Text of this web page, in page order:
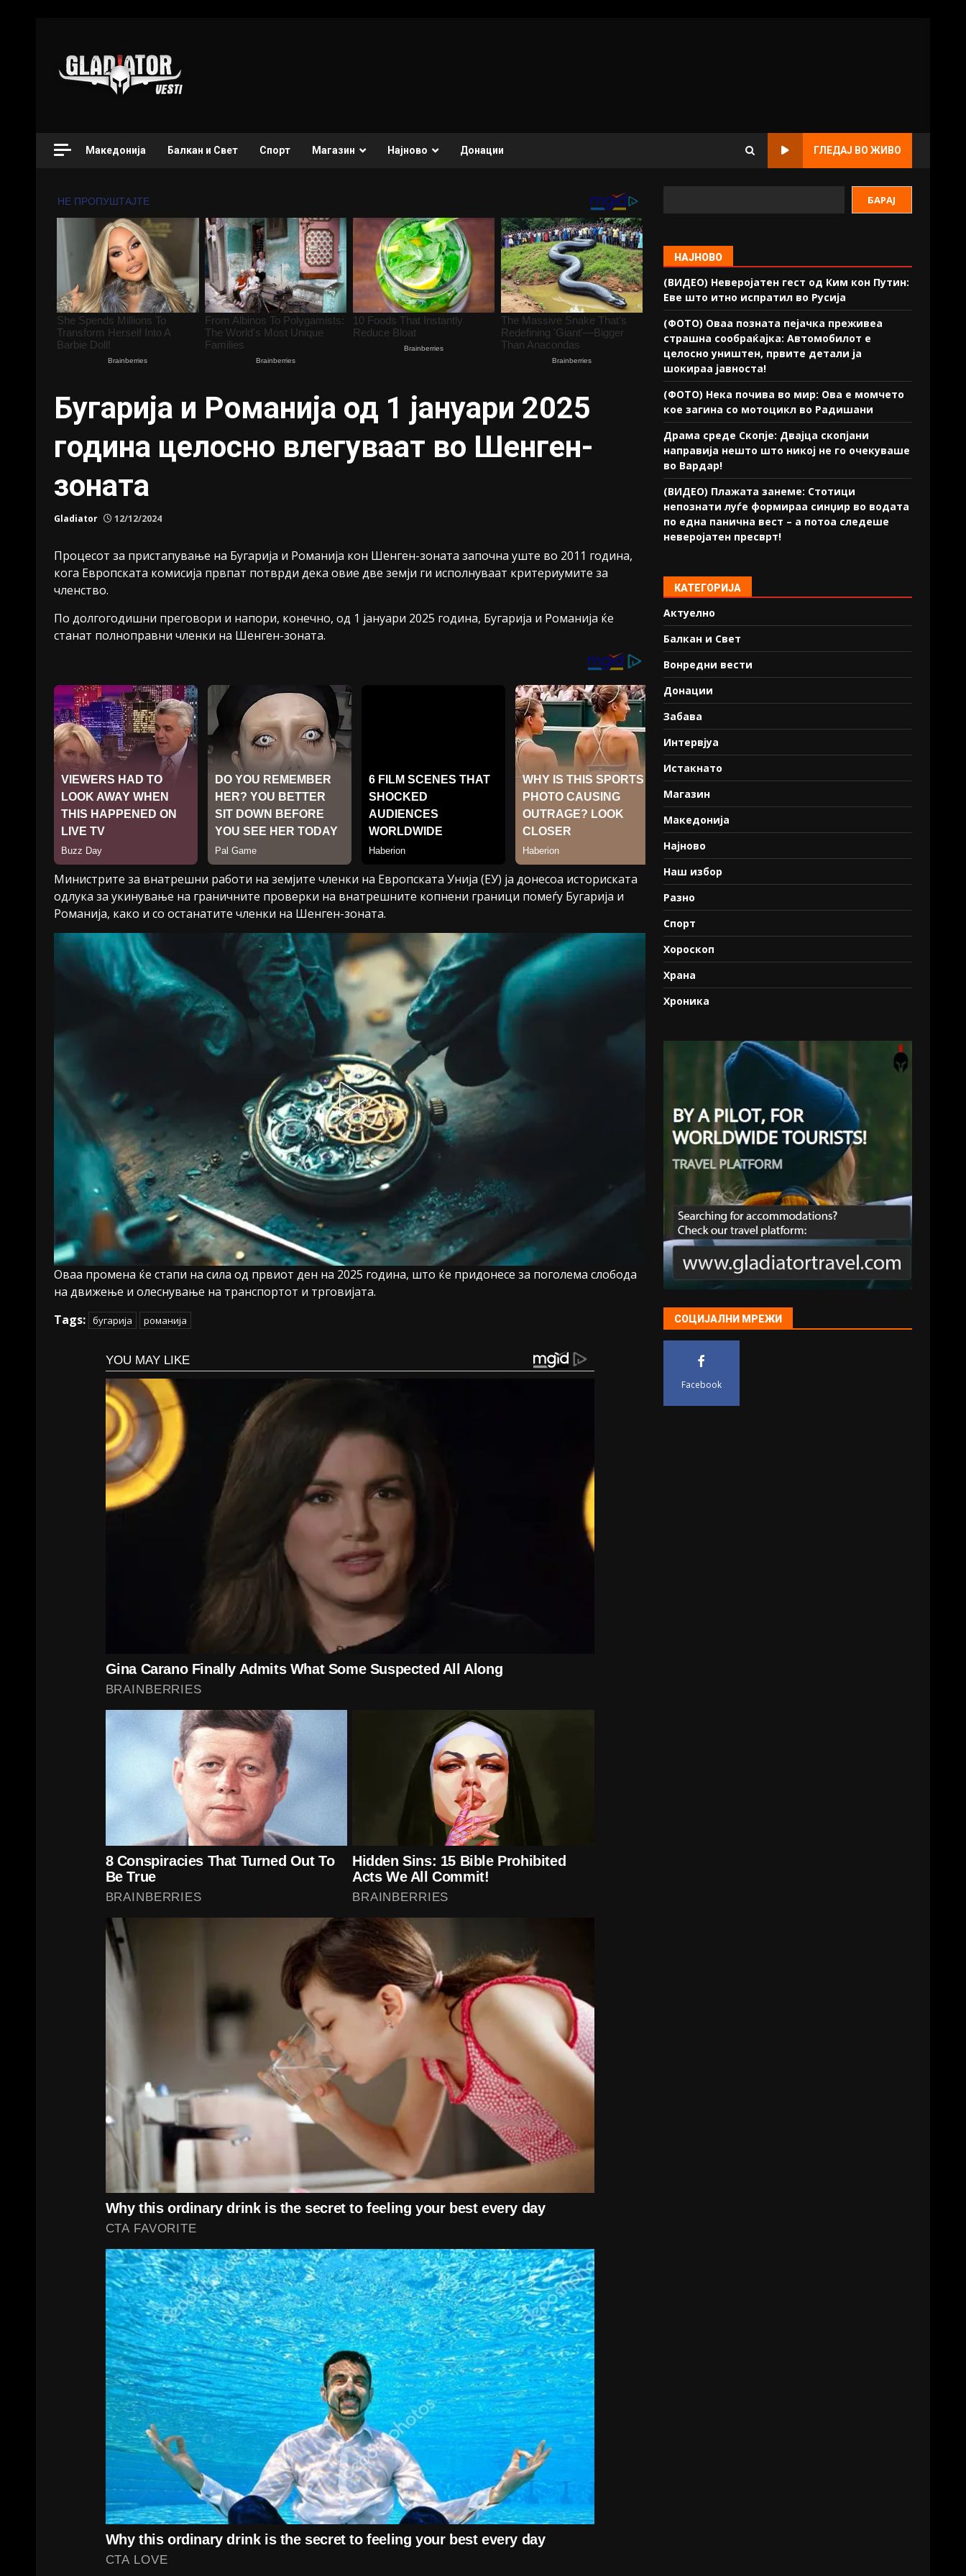
Македонија Балкан и Свет Спорт Магазин Најново Донации ГЛЕДАЈ ВО ЖИВО
Бугарија и Романија од 1 јануари 2025
година целосно влегуваат во Шенген-
зоната
Gladiator 12/12/2024
Процесот за пристапување на Бугарија и Романија кон Шенген-зоната започна уште во 2011 година,
кога Европската комисија првпат потврди дека овие две земји ги исполнуваат критериумите за
членство.
По долгогодишни преговори и напори, конечно, од 1 јануари 2025 година, Бугарија и Романија ќе
станат полноправни членки на Шенген-зоната.
Министрите за внатрешни работи на земјите членки на Европската Унија (ЕУ) ја донесоа историската
одлука за укинување на граничните проверки на внатрешните копнени граници помеѓу Бугарија и
Романија, како и со останатите членки на Шенген-зоната.
Оваа промена ќе стапи на сила од првиот ден на 2025 година, што ќе придонесе за поголема слобода
на движење и олеснување на транспортот и трговијата.
Tags: бугарија романија
БАРАЈ
НАЈНОВО
(ВИДЕО) Неверојатен гест од Ким кон Путин:
Еве што итно испратил во Русија
(ФОТО) Оваа позната пејачка преживеа
страшна сообраќајка: Автомобилот е
целосно уништен, првите детали ја
шокираа јавноста!
(ФОТО) Нека почива во мир: Ова е момчето
кое загина со мотоцикл во Радишани
Драма среде Скопје: Двајца скопјани
направија нешто што никој не го очекуваше
во Вардар!
(ВИДЕО) Плажата занеме: Стотици
непознати луѓе формираа синџир во водата
по една панична вест – а потоа следеше
неверојатен пресврт!
КАТЕГОРИЈА
Актуелно
Балкан и Свет
Вонредни вести
Донации
Забава
Интервјуа
Истакнато
Магазин
Македонија
Најново
Наш избор
Разно
Спорт
Хороскоп
Храна
Хроника
СОЦИЈАЛНИ МРЕЖИ
Facebook